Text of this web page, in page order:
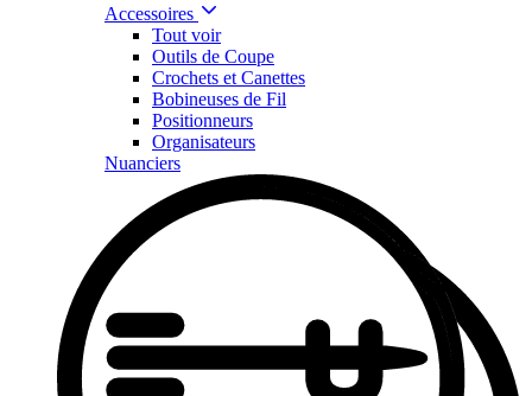
Accessoires
Tout voir
Outils de Coupe
Crochets et Canettes
Bobineuses de Fil
Positionneurs
Organisateurs
Nuanciers